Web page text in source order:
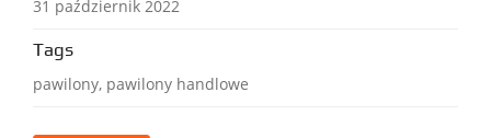
31 październik 2022
Tags
pawilony, pawilony handlowe